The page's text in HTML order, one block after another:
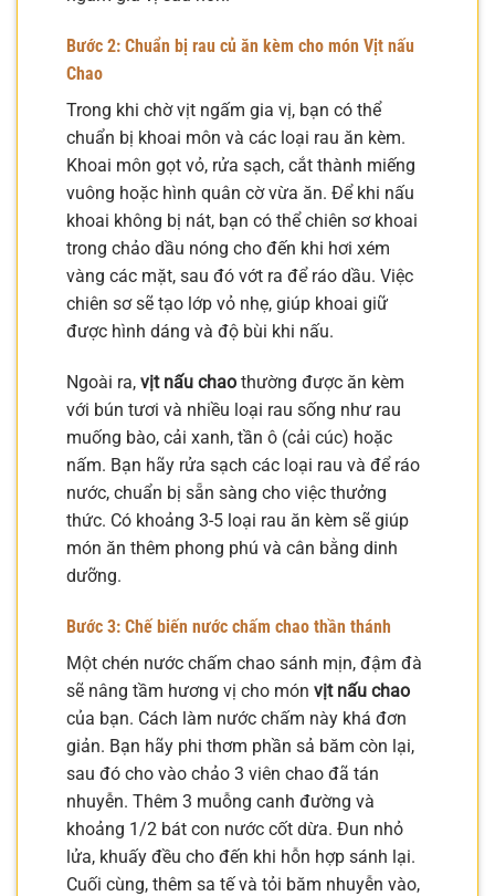
Bước 2: Chuẩn bị rau củ ăn kèm cho món Vịt nấu
Chao
Trong khi chờ vịt ngấm gia vị, bạn có thể
chuẩn bị khoai môn và các loại rau ăn kèm.
Khoai môn gọt vỏ, rửa sạch, cắt thành miếng
vuông hoặc hình quân cờ vừa ăn. Để khi nấu
khoai không bị nát, bạn có thể chiên sơ khoai
trong chảo dầu nóng cho đến khi hơi xém
vàng các mặt, sau đó vớt ra để ráo dầu. Việc
chiên sơ sẽ tạo lớp vỏ nhẹ, giúp khoai giữ
được hình dáng và độ bùi khi nấu.
Ngoài ra, vịt nấu chao thường được ăn kèm
với bún tươi và nhiều loại rau sống như rau
muống bào, cải xanh, tần ô (cải cúc) hoặc
nấm. Bạn hãy rửa sạch các loại rau và để ráo
nước, chuẩn bị sẵn sàng cho việc thưởng
thức. Có khoảng 3-5 loại rau ăn kèm sẽ giúp
món ăn thêm phong phú và cân bằng dinh
dưỡng.
Bước 3: Chế biến nước chấm chao thần thánh
Một chén nước chấm chao sánh mịn, đậm đà
sẽ nâng tầm hương vị cho món vịt nấu chao
của bạn. Cách làm nước chấm này khá đơn
giản. Bạn hãy phi thơm phần sả băm còn lại,
sau đó cho vào chảo 3 viên chao đã tán
nhuyễn. Thêm 3 muỗng canh đường và
khoảng 1/2 bát con nước cốt dừa. Đun nhỏ
lửa, khuấy đều cho đến khi hỗn hợp sánh lại.
Cuối cùng, thêm sa tế và tỏi băm nhuyễn vào,